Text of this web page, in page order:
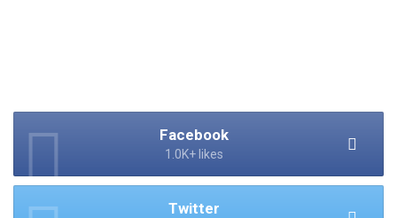
Facebook
1.0K+ likes
Twitter